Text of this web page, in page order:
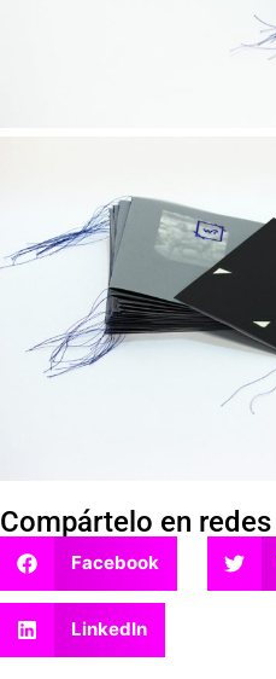
Compártelo en redes
Facebook
LinkedIn